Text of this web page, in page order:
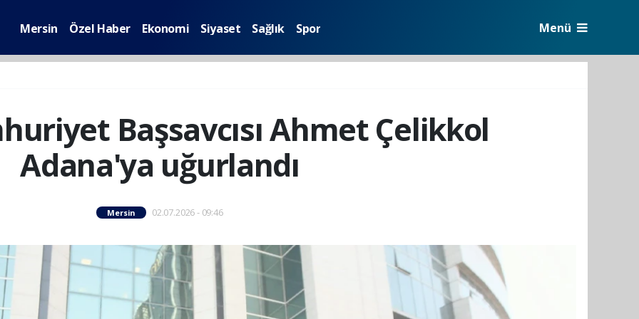
Mersin Özel Haber Ekonomi Siyaset Sağlık Spor Menü
Başsavcısı Ahmet Çelikkol
Adana'ya uğurlandı
Mersin 02.07.2026 - 09:46